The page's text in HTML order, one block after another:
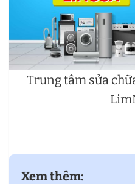
Trung tâm sửa
Xem thêm: